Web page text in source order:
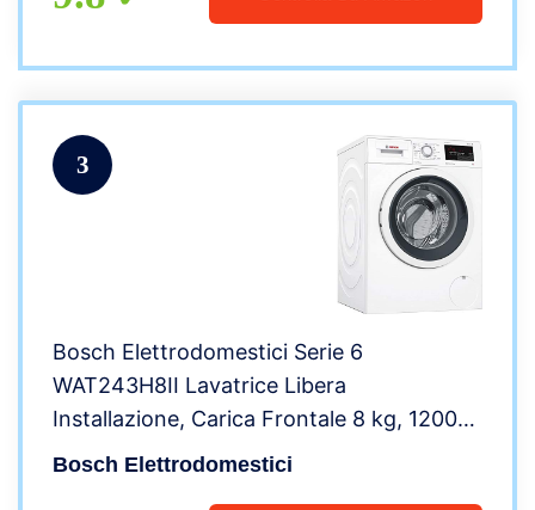
3
Bosch Elettrodomestici Serie 6
WAT243H8II Lavatrice Libera
Installazione, Carica Frontale 8 kg, 1200
Giri/min., Classe Energetica A+++, Bianco
Bosch Elettrodomestici